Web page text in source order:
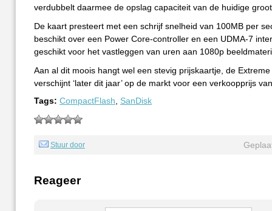
verdubbelt daarmee de opslag capaciteit van de huidige
De kaart presteert met een schrijf snelheid van 100MB per
beschikt over een Power Core-controller en een UDMA-7
geschikt voor het vastleggen van uren aan 1080p
Aan al dit moois hangt wel een stevig prijskaartje, de
verschijnt ‘later dit jaar’ op de markt voor een verkoopprijs
Tags: CompactFlash SanDisk
Stuur door
Reageer